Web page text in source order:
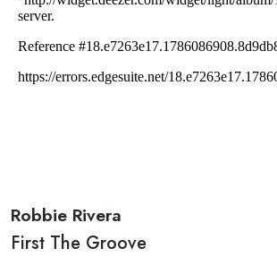
Robbie Rivera
First The Groove